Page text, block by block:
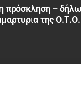
πρόσκληση –
της